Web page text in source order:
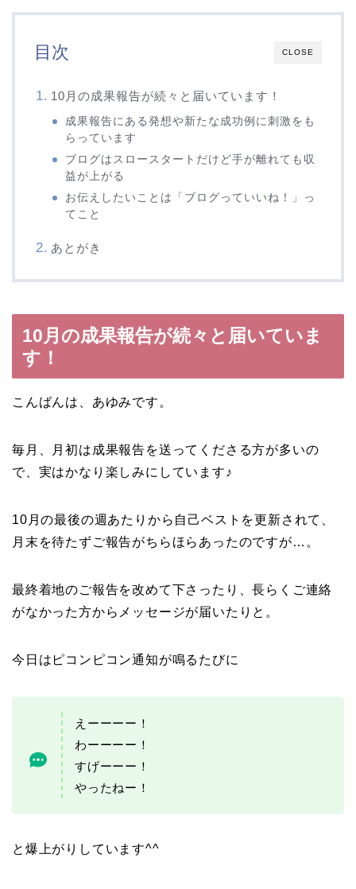
CLOSE
目次
10月の成果報告が続々と届いています！
成果報告にある発想や新たな成功例に刺激をも
らっています
ブログはスロースタートだけど手が離れても収
益が上がる
お伝えしたいことは「ブログっていいね！」っ
てこと
あとがき
10月の成果報告が続々と届いていま
す！
こんばんは、あゆみです。
毎月、月初は成果報告を送ってくださる方が多いの
で、実はかなり楽しみにしています♪
10月の最後の週あたりから自己ベストを更新されて、
月末を待たずご報告がちらほらあったのですが…。
最終着地のご報告を改めて下さったり、長らくご連絡
がなかった方からメッセージが届いたりと。
今日はピコンピコン通知が鳴るたびに
えーーーー！
わーーーー！
すげーーー！
やったねー！
と爆上がりしています^^